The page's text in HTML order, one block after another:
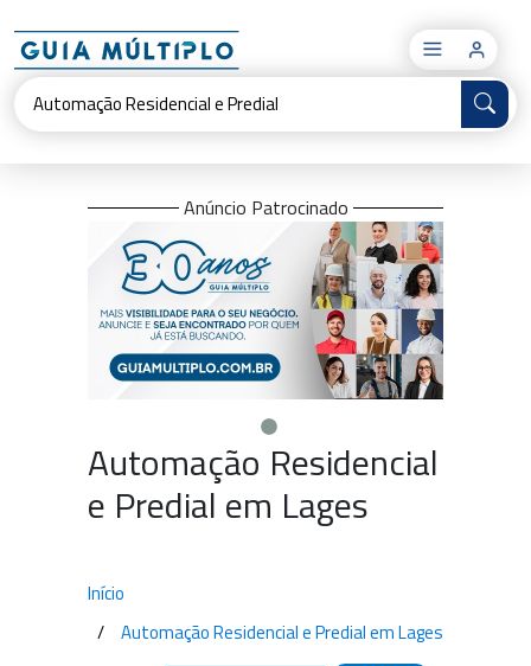
×
Anúncio Patrocinado
Automação Residencial
e Predial em Lages
Início
Automação Residencial e Predial em Lages